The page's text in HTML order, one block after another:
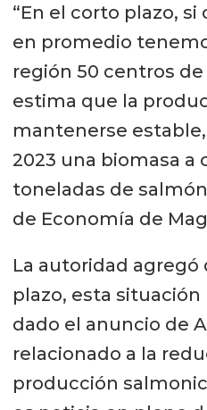
“En el corto plazo,
en promedio
región 50 centros
estima que la
mantenerse
2023 una biomasa a
toneladas de
de Economía de
La autoridad
plazo, esta
dado el anuncio de
relacionado a la
producción